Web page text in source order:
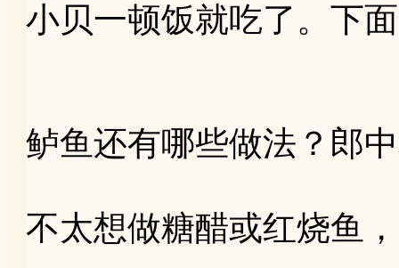
小贝一顿饭就吃了。下
鲈鱼还有哪些做法？郎
不太想做糖醋或红烧鱼